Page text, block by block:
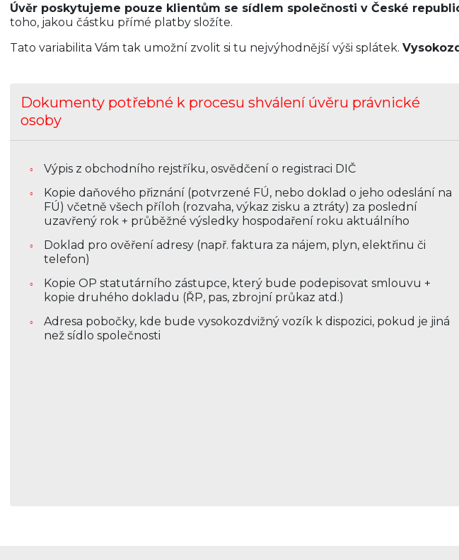
Úvěr poskytujeme pouze klientům se sídlem společnosti v České
toho, jakou částku přímé platby složíte.
Tato variabilita Vám tak umožní zvolit si tu nejvýhodnější výši splátek.
Dokumenty potřebné k procesu shválení úvěru právnické
osoby
Výpis z obchodního rejstříku, osvědčení o registraci DIČ
Kopie daňového přiznání (potvrzené FÚ, nebo doklad o jeho odeslání na
FÚ) včetně všech příloh (rozvaha, výkaz zisku a ztráty) za poslední
uzavřený rok + průběžné výsledky hospodaření roku aktuálního
Doklad pro ověření adresy (např. faktura za nájem, plyn, elektřinu či
telefon)
Kopie OP statutárního zástupce, který bude podepisovat smlouvu +
kopie druhého dokladu (ŘP, pas, zbrojní průkaz atd.)
Adresa pobočky, kde bude vysokozdvižný vozík k dispozici, pokud je jiná
než sídlo společnosti